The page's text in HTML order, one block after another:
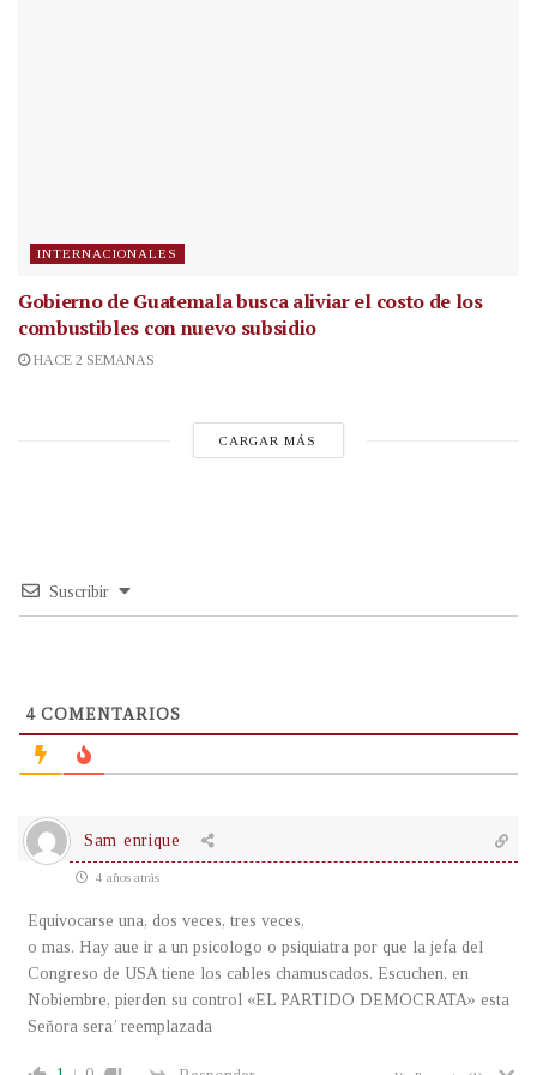
INTERNACIONALES
Gobierno de Guatemala busca aliviar el costo de los
combustibles con nuevo subsidio
HACE 2 SEMANAS
CARGAR MÁS
Suscribir
4COMENTARIOS
Sam enrique
4 años atrás
Equivocarse una, dos veces, tres veces,
o mas. Hay aue ir a un psicologo o psiquiatra por que la jefa del
Congreso de USA tiene los cables chamuscados. Escuchen, en
Nobiembre, pierden su control «EL PARTIDO DEMOCRATA» esta
Seňora sera’ reemplazada